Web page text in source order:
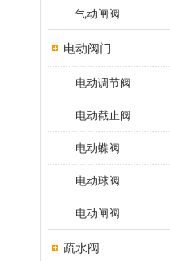
气动闸阀
电动阀门
电动调节阀
电动截止阀
电动蝶阀
电动球阀
电动闸阀
疏水阀